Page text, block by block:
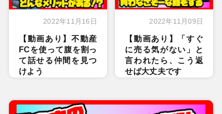
2022年11月16日
【動画あり】不動産
FCを使って腹を割っ
て話せる仲間を見つ
けよう
2022年11月09日
【動画あり】「すぐ
に売る気がない」と
言われたら、こう返
せば大丈夫です